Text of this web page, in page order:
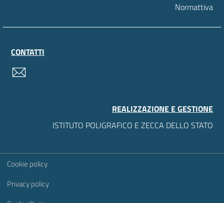
Normattiva
CONTATTI
REALIZZAZIONE E GESTIONE
ISTITUTO POLIGRAFICO E ZECCA DELLO STATO
Sezione Link Utili
Cookie policy
Privacy policy